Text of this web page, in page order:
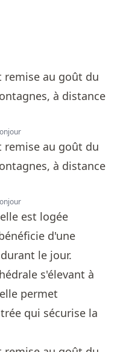
est logée
d'une
le jour.
s'élevant à
permet
qui sécurise la